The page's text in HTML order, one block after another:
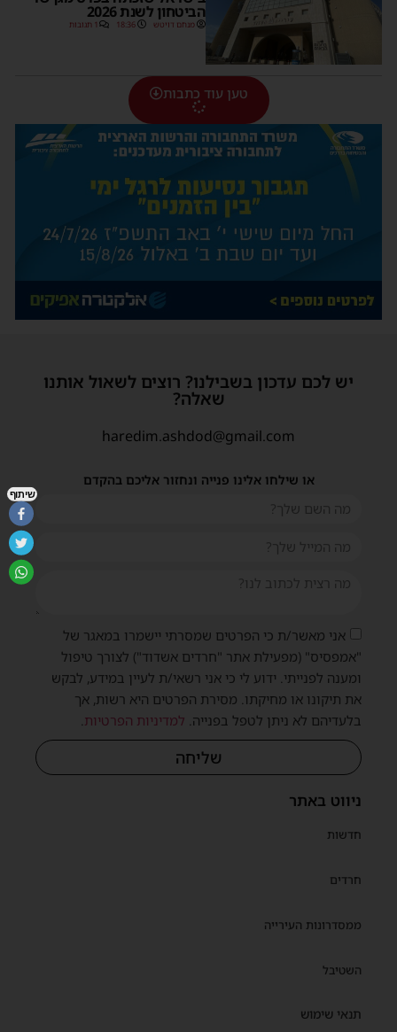
הביטחון לשנת 2026
מנחם דויטש 18:36 1 תגובות
טען עוד כתבות
ניווט באתר
חדשות
חרדים
ממסדרונות העירייה
השטיבל
תנאי שימוש
יש לכם עדכון בשבילנו? רוצים לשאול אותנו
שאלה?
haredim.ashdod@gmail.com
או שילחו אלינו פנייה ונחזור אליכם בהקדם
אני מאשר/ת כי הפרטים שמסרתי יישמרו במאגר של
"אמפסיס" (מפעילת אתר "חרדים אשדוד") לצורך טיפול
ומענה לפנייתי. ידוע לי כי אני רשאי/ת לעיין במידע, לבקש
את תיקונו או מחיקתו. מסירת הפרטים היא רשות, אך
בלעדיהם לא ניתן לטפל בפנייה. למדיניות הפרטיות.
שליחה
שיתוף